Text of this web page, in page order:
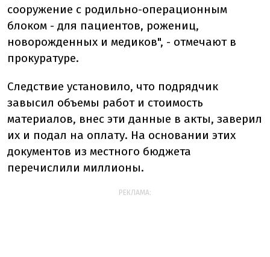
сооружение с родильно-операционным
блоком - для пациентов, рожениц,
новорожденных и медиков", - отмечают в
прокуратуре.
Следствие установило, что подрядчик
завысил объемы работ и стоимость
материалов, внес эти данные в акты, заверил
их и подал на оплату. На основании этих
документов из местного бюджета
перечислили миллионы.
РЕКЛАМА: